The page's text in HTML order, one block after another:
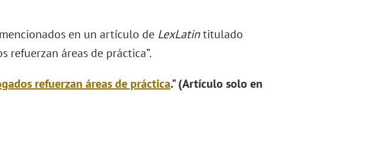
en un artículo de LexLatintitulado
refuerzan áreas de práctica”.
refuerzan áreas de práctica." (Artículo solo en